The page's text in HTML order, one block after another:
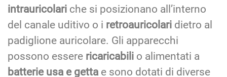
intrauricolari che si posizionano all’interno
del canale uditivo o i retroauricolari dietro al
padiglione auricolare. Gli apparecchi
possono essere ricaricabili o alimentati a
batterie usa e getta e sono dotati di diverse